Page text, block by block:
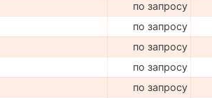
по запросу
по запросу
по запросу
по запросу
по запросу